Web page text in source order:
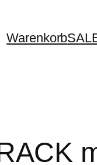
Warenkorb